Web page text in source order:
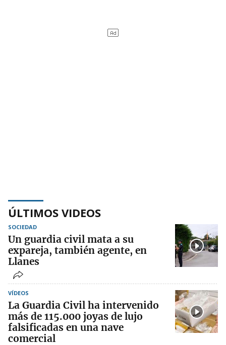
ÚLTIMOS VIDEOS
SOCIEDAD
Un guardia civil mata a su
expareja, también agente, en
Llanes
VÍDEOS
La Guardia Civil ha intervenido
más de 115.000 joyas de lujo
falsificadas en una nave
comercial